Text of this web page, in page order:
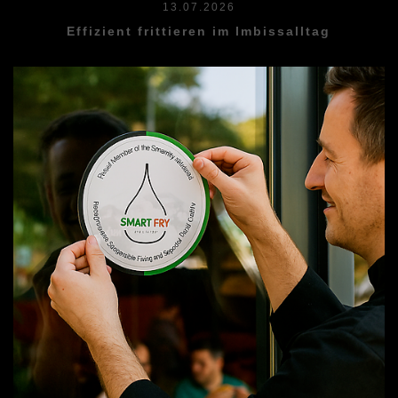
13.07.2026
Effizient frittieren im Imbissalltag